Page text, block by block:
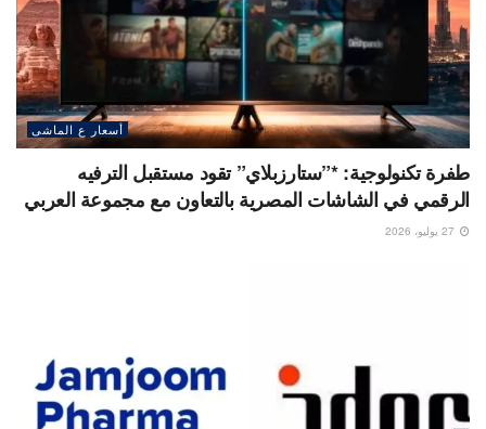
أسعار ع الماشى
طفرة تكنولوجية: *”ستارزبلاي” تقود مستقبل الترفيه
الرقمي في الشاشات المصرية بالتعاون مع مجموعة العربي